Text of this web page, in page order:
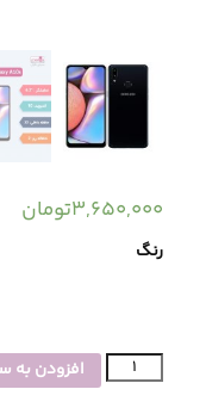
3,650,000تومان
رنگ
گوشی
موبایل
افزودن به